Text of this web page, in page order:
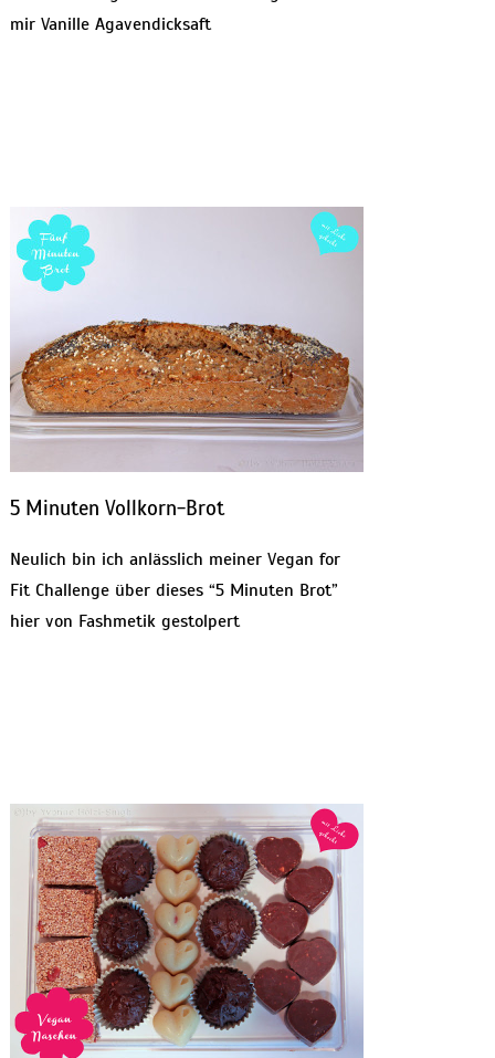
mir Vanille Agavendicksaft
5 Minuten Vollkorn-Brot
Neulich bin ich anlässlich meiner Vegan for
Fit Challenge über dieses “5 Minuten Brot”
hier von Fashmetik gestolpert